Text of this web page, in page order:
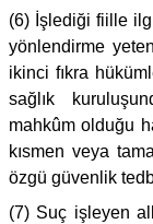
(6) İşlediği fiille
yönlendirme
ikinci fıkra
sağlık
mahkûm olduğu
kısmen veya
özgü güvenlik
(7) Suç işleyen